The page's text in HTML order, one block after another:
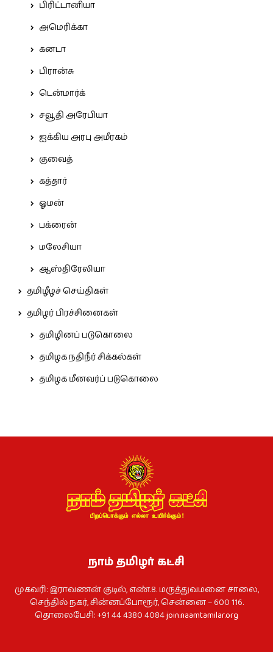
பிரிட்டானியா
அமெரிக்கா
கனடா
பிரான்சு
டென்மார்க்
சவூதி அரேபியா
ஐக்கிய அரபு அமீரகம்
குவைத்
கத்தார்
ஓமன்
பக்ரைன்
மலேசியா
ஆஸ்திரேலியா
தமிழீழச் செய்திகள்
தமிழர் பிரச்சினைகள்
தமிழினப் படுகொலை
தமிழக நதிநீர் சிக்கல்கள்
தமிழக மீனவர்ப் படுகொலை
நாம் தமிழர் கட்சி
முகவரி: இராவணன் குடில், எண்.8. மருத்துவமனை சாலை,
செந்தில் நகர், சின்னப்போரூர், சென்னை – 600 116.
தொலைபேசி: +91 44 4380 4084join.naamtamilar.org